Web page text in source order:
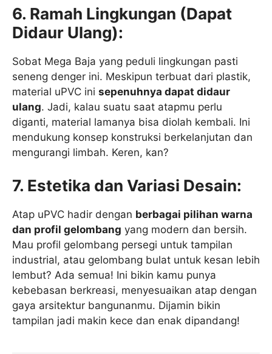
6. Ramah Lingkungan (Dapat
Didaur Ulang):
Sobat Mega Baja yang peduli lingkungan pasti
seneng denger ini. Meskipun terbuat dari plastik,
material uPVC ini sepenuhnya dapat didaur
ulang. Jadi, kalau suatu saat atapmu perlu
diganti, material lamanya bisa diolah kembali. Ini
mendukung konsep konstruksi berkelanjutan dan
mengurangi limbah. Keren, kan?
7. Estetika dan Variasi Desain:
Atap uPVC hadir dengan berbagai pilihan warna
dan profil gelombang yang modern dan bersih.
Mau profil gelombang persegi untuk tampilan
industrial, atau gelombang bulat untuk kesan lebih
lembut? Ada semua! Ini bikin kamu punya
kebebasan berkreasi, menyesuaikan atap dengan
gaya arsitektur bangunanmu. Dijamin bikin
tampilan jadi makin kece dan enak dipandang!